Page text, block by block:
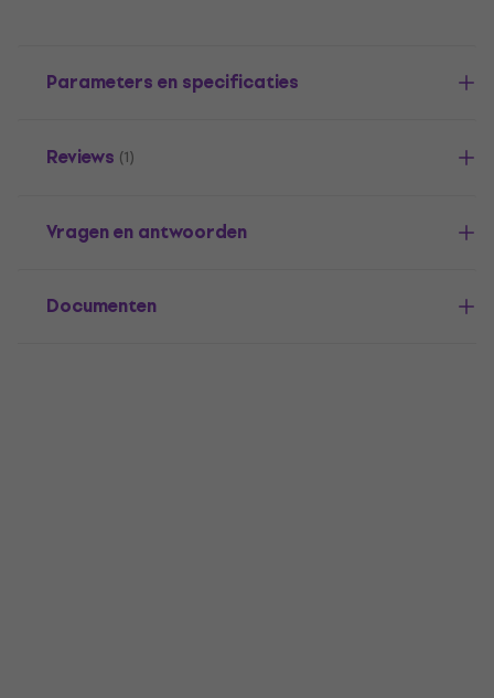
Parameters en specificaties
Reviews (1)
Vragen en antwoorden
Documenten